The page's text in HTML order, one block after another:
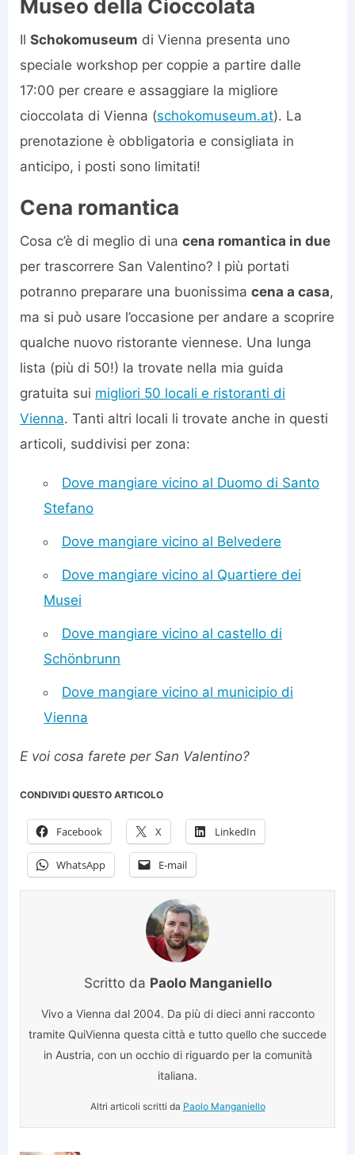
Museo della Cioccolata
Il Schokomuseum di Vienna presenta uno
speciale workshop per coppie a partire dalle
17:00 per creare e assaggiare la migliore
cioccolata di Vienna (schokomuseum.at). La
prenotazione è obbligatoria e consigliata in
anticipo, i posti sono limitati!
Cena romantica
Cosa c’è di meglio di una cena romantica in due
per trascorrere San Valentino? I più portati
potranno preparare una buonissima cena a casa,
ma si può usare l’occasione per andare a scoprire
qualche nuovo ristorante viennese. Una lunga
lista (più di 50!) la trovate nella mia guida
gratuita sui migliori 50 locali e ristoranti di
Vienna. Tanti altri locali li trovate anche in questi
articoli, suddivisi per zona:
Dove mangiare vicino al Duomo di Santo
Stefano
Dove mangiare vicino al Belvedere
Dove mangiare vicino al Quartiere dei
Musei
Dove mangiare vicino al castello di
Schönbrunn
Dove mangiare vicino al municipio di
Vienna
E voi cosa farete per San Valentino?
CONDIVIDI QUESTO ARTICOLO
Facebook X LinkedIn
WhatsApp E-mail
Scritto da Paolo Manganiello
Vivo a Vienna dal 2004. Da più di dieci anni racconto
tramite QuiVienna questa città e tutto quello che succede
in Austria, con un occhio di riguardo per la comunità
italiana.
Altri articoli scritti da Paolo Manganiello